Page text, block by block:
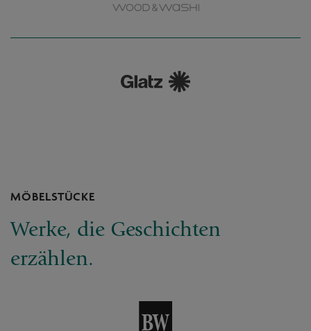
MÖBELSTÜCKE
Werke, die Geschichten
erzählen.